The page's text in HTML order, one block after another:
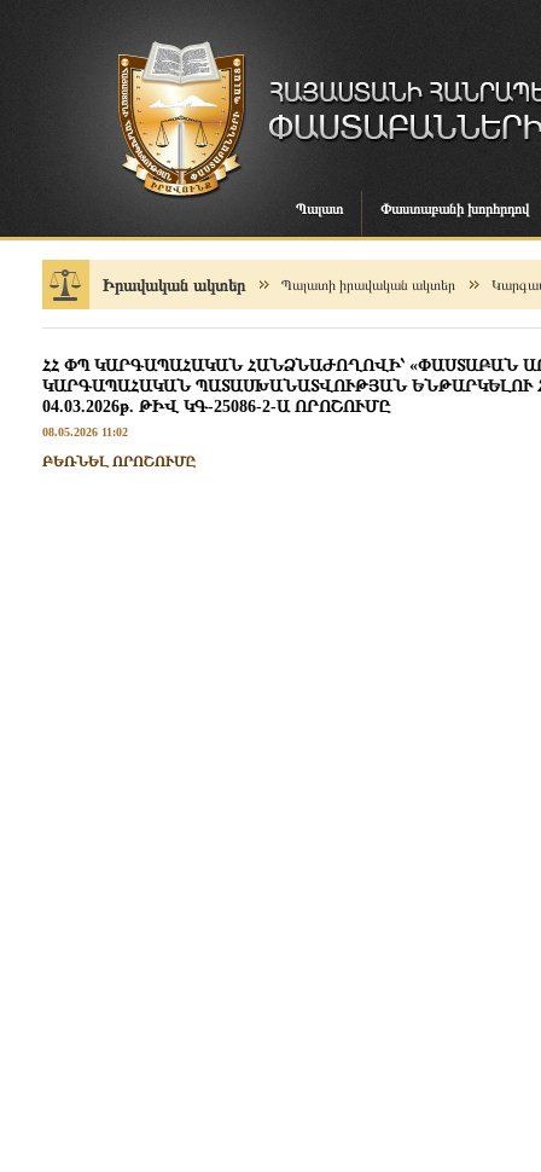
Պալատ Փաստաբանի խորհրդով
Իրավական ակտեր Պալատի իրավական ակտեր
ՀՀ ՓՊ ԿԱՐԳԱՊԱՀԱԿԱՆ ՀԱՆՁՆԱԺՈՂՈՎԻ՝ «ՓԱՍՏԱԲԱՆ
ԿԱՐԳԱՊԱՀԱԿԱՆ ՊԱՏԱՍԽԱՆԱՏՎՈՒԹՅԱՆ ԵՆԹԱՐԿԵԼՈՒ
04.03.2026թ. ԹԻՎ ԿԳ-25086-2-Ա ՈՐՈՇՈՒՄԸ
08.05.2026 11:02
ԲԵՌՆԵԼ ՈՐՈՇՈՒՄԸ